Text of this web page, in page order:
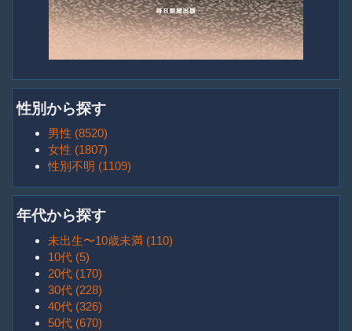
性別から探す
男性 (8520)
女性 (1807)
性別不明 (1109)
年代から探す
未出生〜10歳未満 (110)
10代 (5)
20代 (170)
30代 (228)
40代 (326)
50代 (670)